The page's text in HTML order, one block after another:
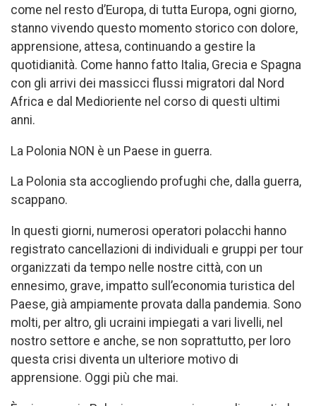
come nel resto d’Europa, di tutta Europa, ogni giorno,
stanno vivendo questo momento storico con dolore,
apprensione, attesa, continuando a gestire la
quotidianità. Come hanno fatto Italia, Grecia e Spagna
con gli arrivi dei massicci flussi migratori dal Nord
Africa e dal Medioriente nel corso di questi ultimi
anni.
La Polonia NON è un Paese in guerra.
La Polonia sta accogliendo profughi che, dalla guerra,
scappano.
In questi giorni, numerosi operatori polacchi hanno
registrato cancellazioni di individuali e gruppi per tour
organizzati da tempo nelle nostre città, con un
ennesimo, grave, impatto sull’economia turistica del
Paese, già ampiamente provata dalla pandemia. Sono
molti, per altro, gli ucraini impiegati a vari livelli, nel
nostro settore e anche, se non soprattutto, per loro
questa crisi diventa un ulteriore motivo di
apprensione. Oggi più che mai.